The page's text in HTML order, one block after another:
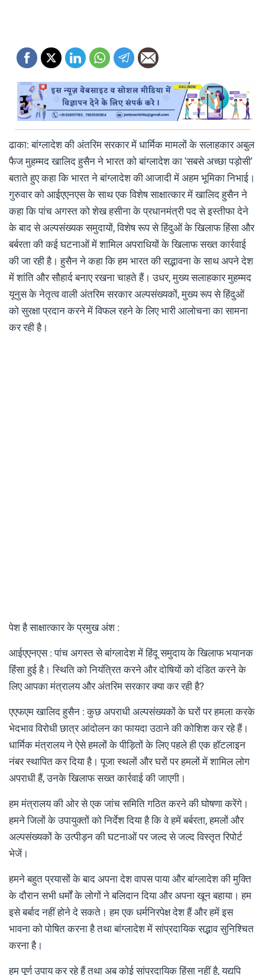
ढाका: बांग्‍लादेश की अंतर‍िम सरकार में धार्मिक मामलों के सलाहकार अबुल
फैज मुहम्मद खालिद हुसैन ने भारत को बांग्लादेश का 'सबसे अच्छा पड़ोसी'
बताते हुए कहा क‍ि भारत ने बांग्‍लादेश की आजादी में अहम भूमि‍का न‍िभाई।
गुरुवार को आईएएनएस के साथ एक व‍िशेष साक्षात्‍कार में खालि‍द हुसैन ने
कहा कि पांच अगस्त को शेख हसीना के प्रधानमंत्री पद से इस्तीफा देने
के बाद से अल्पसंख्यक समुदायों, विशेष रूप से हिंदुओं के खिलाफ हिंसा और
बर्बरता की कई घटनाओं में शामिल अपराधियों के खिलाफ सख्त कार्रवाई
की जा रही है। हुसैन ने कहा क‍ि हम भारत की सद्भावना के साथ अपने देश
में शांति और सौहार्द बनाए रखना चाहते हैं। उधर, मुख्य सलाहकार मुहम्मद
यूनुस के नेतृत्व वाली अंतरिम सरकार अल्पसंख्यकों, मुख्य रूप से हिंदुओं
को सुरक्षा प्रदान करने में विफल रहने के लिए भारी आलोचना का सामना
कर रही है।
पेश है साक्षात्कार के प्रमुख अंश :
आईएएनएस : पांच अगस्त से बांग्लादेश में हिंदू समुदाय के खिलाफ भयानक
ह‍िंंसा हुई है। स्थिति को नियंत्रित करने और दोषियों को दंडित करने के
लिए आपका मंत्रालय और अंतरिम सरकार क्या कर रही है?
एएफएम खालिद हुसैन : कुछ अपराधी अल्पसंख्यकों के घरों पर हमला करके
भेदभाव विरोधी छात्र आंदोलन का फायदा उठाने की कोशिश कर रहे हैं।
धार्मिक मंत्रालय ने ऐसे हमलों के पीड़ितों के लिए पहले ही एक हॉटलाइन
नंबर स्थापित कर दिया है। पूजा स्थलों और घरों पर हमलों में शामिल लोग
अपराधी हैं, उनके खिलाफ सख्त कार्रवाई की जाएगी।
हम मंत्रालय की ओर से एक जांच समिति गठित करने की घोषणा करेंगे।
हमने जिलों के उपायुक्तों को निर्देश दिया है कि वे हमें बर्बरता, हमलों और
अल्पसंख्यकों के उत्पीड़न की घटनाओं पर जल्द से जल्द विस्तृत रिपोर्ट
भेजें।
हमने बहुत प्रयासों के बाद अपना देश वापस पाया और बांग्लादेश की मुक्ति
के दौरान सभी धर्मों के लोगों ने बलिदान दिया और अपना खून बहाया। हम
इसे बर्बाद नहीं होने दे सकते। हम एक धर्मनिरपेक्ष देश हैं और हमें इस
भावना को पोषित करना है तथा बांग्लादेश में सांप्रदायिक सद्भाव सुनिश्चित
करना है।
हम पूर्ण उपाय कर रहे हैं तथा अब कोई सांप्रदायिक हिंसा नहीं है, यद्यपि